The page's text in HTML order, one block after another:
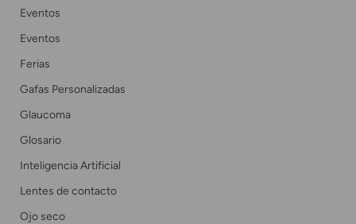
Eventos
Eventos
Ferias
Gafas Personalizadas
Glaucoma
Glosario
Inteligencia Artificial
Lentes de contacto
Ojo seco